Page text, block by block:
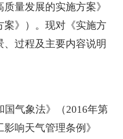
量发展的实施方案》
案》）。现对《实施方
过程及主要内容说明
国气象法》（2016年第
响天气管理条例》